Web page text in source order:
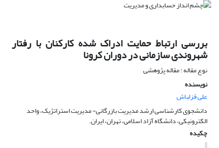
بررسی ارتباط حمایت ادراک شده کارکنان با رفتار
شهروندی سازمانی در دوران کرونا
نوع مقاله : مقاله پژوهشی
نویسنده
علی قزلباش
دانشجوی کارشناسی ارشد مدیریت بازرگانی- مدیریت استراتژیک، واحد
الکترونیکی، دانشگاه آزاد اسلامی، تهران، ایران.
چکیده